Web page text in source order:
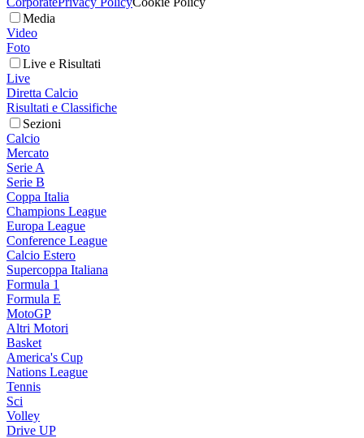
Media
Video
Foto
Live e Risultati
Live
Diretta Calcio
Risultati e Classifiche
Sezioni
Calcio
Mercato
Serie A
Serie B
Coppa Italia
Champions League
Europa League
Conference League
Calcio Estero
Supercoppa Italiana
Formula 1
Formula E
MotoGP
Altri Motori
Basket
America's Cup
Nations League
Tennis
Sci
Volley
Drive UP